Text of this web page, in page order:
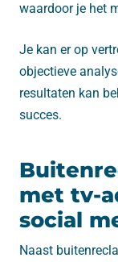
waardoor je het
Je kan er op
objectieve
resultaten kan
succes.
met tv-
social
Naast